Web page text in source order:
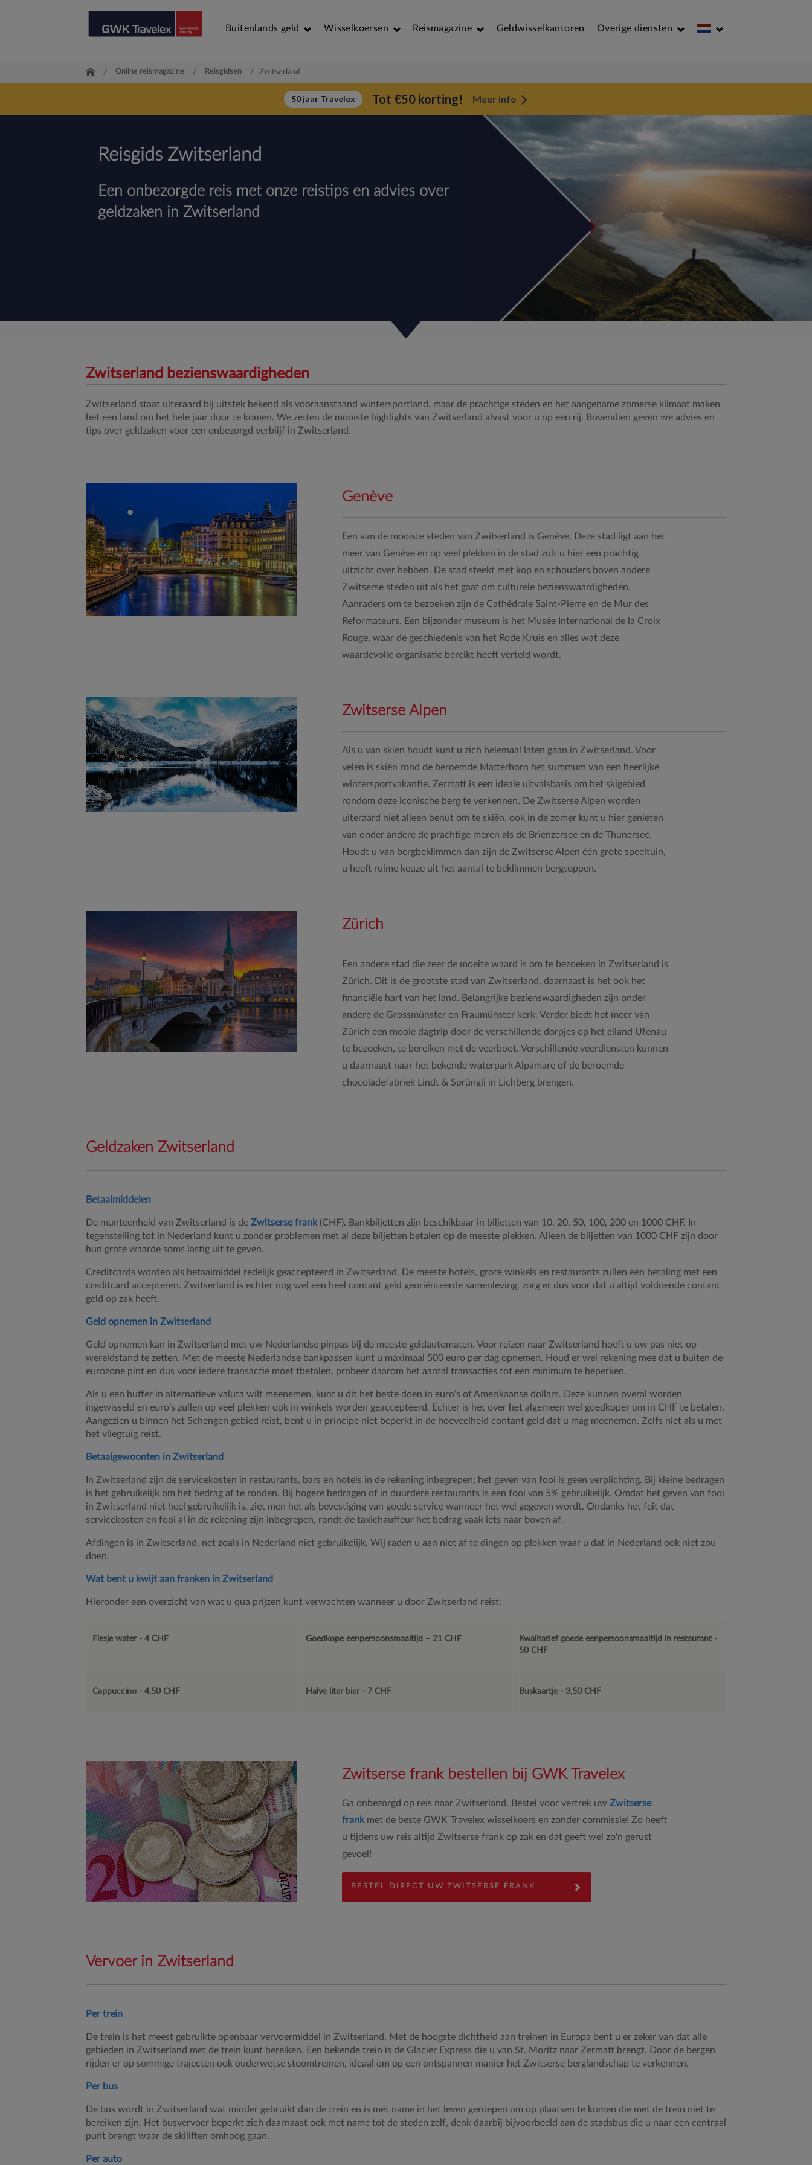
Buitenlands geld Wisselkoersen Reismagazine Geldwisselkantoren Overige diensten
/ Online reismagazine / Reisgidsen / Zwitserland
50 jaar Travelex Tot €50 korting! Meer info
Reisgids Zwitserland
Een onbezorgde reis met onze reistips en advies over
geldzaken in Zwitserland
Zwitserland bezienswaardigheden
Zwitserland staat uiteraard bij uitstek bekend als vooraanstaand wintersportland, maar de prachtige steden en het aangename zomerse klimaat maken
het een land om het hele jaar door te komen. We zetten de mooiste highlights van Zwitserland alvast voor u op een rij. Bovendien geven we advies en
tips over geldzaken voor een onbezorgd verblijf in Zwitserland.
Genève
Een van de mooiste steden van Zwitserland is Genève. Deze stad ligt aan het
meer van Genève en op veel plekken in de stad zult u hier een prachtig
uitzicht over hebben. De stad steekt met kop en schouders boven andere
Zwitserse steden uit als het gaat om culturele bezienswaardigheden.
Aanraders om te bezoeken zijn de Cathédrale Saint-Pierre en de Mur des
Reformateurs. Een bijzonder museum is het Musée International de la Croix
Rouge, waar de geschiedenis van het Rode Kruis en alles wat deze
waardevolle organisatie bereikt heeft verteld wordt.
Zwitserse Alpen
Als u van skiën houdt kunt u zich helemaal laten gaan in Zwitserland. Voor
velen is skiën rond de beroemde Matterhorn het summum van een heerlijke
wintersportvakantie. Zermatt is een ideale uitvalsbasis om het skigebied
rondom deze iconische berg te verkennen. De Zwitserse Alpen worden
uiteraard niet alleen benut om te skiën, ook in de zomer kunt u hier genieten
van onder andere de prachtige meren als de Brienzersee en de Thunersee.
Houdt u van bergbeklimmen dan zijn de Zwitserse Alpen één grote speeltuin,
u heeft ruime keuze uit het aantal te beklimmen bergtoppen.
Zürich
Een andere stad die zeer de moeite waard is om te bezoeken in Zwitserland is
Zürich. Dit is de grootste stad van Zwitserland, daarnaast is het ook het
financiële hart van het land. Belangrijke bezienswaardigheden zijn onder
andere de Grossmünster en Fraumünster kerk. Verder biedt het meer van
Zürich een mooie dagtrip door de verschillende dorpjes op het eiland Ufenau
te bezoeken, te bereiken met de veerboot. Verschillende veerdiensten kunnen
u daarnaast naar het bekende waterpark Alpamare of de beroemde
chocoladefabriek Lindt & Sprüngli in Lichberg brengen.
Geldzaken Zwitserland
Betaalmiddelen
De munteenheid van Zwitserland is de Zwitserse frank(CHF). Bankbiljetten zijn beschikbaar in biljetten van 10, 20, 50, 100, 200 en 1000 CHF. In
tegenstelling tot in Nederland kunt u zonder problemen met al deze biljetten betalen op de meeste plekken. Alleen de biljetten van 1000 CHF zijn door
hun grote waarde soms lastig uit te geven.
Creditcards worden als betaalmiddel redelijk geaccepteerd in Zwitserland. De meeste hotels, grote winkels en restaurants zullen een betaling met een
creditcard accepteren. Zwitserland is echter nog wel een heel contant geld georiënteerde samenleving, zorg er dus voor dat u altijd voldoende contant
geld op zak heeft.
Geld opnemen in Zwitserland
Geld opnemen kan in Zwitserland met uw Nederlandse pinpas bij de meeste geldautomaten. Voor reizen naar Zwitserland hoeft u uw pas niet op
wereldstand te zetten. Met de meeste Nederlandse bankpassen kunt u maximaal 500 euro per dag opnemen. Houd er wel rekening mee dat u buiten de
eurozone pint en dus voor iedere transactie moet tbetalen, probeer daarom het aantal transacties tot een minimum te beperken.
Als u een buffer in alternatieve valuta wilt meenemen, kunt u dit het beste doen in euro’s of Amerikaanse dollars. Deze kunnen overal worden
ingewisseld en euro’s zullen op veel plekken ook in winkels worden geaccepteerd. Echter is het over het algemeen wel goedkoper om in CHF te betalen.
Aangezien u binnen het Schengen gebied reist, bent u in principe niet beperkt in de hoeveelheid contant geld dat u mag meenemen. Zelfs niet als u met
het vliegtuig reist.
Betaalgewoonten in Zwitserland
In Zwitserland zijn de servicekosten in restaurants, bars en hotels in de rekening inbegrepen; het geven van fooi is geen verplichting. Bij kleine bedragen
is het gebruikelijk om het bedrag af te ronden. Bij hogere bedragen of in duurdere restaurants is een fooi van 5% gebruikelijk. Omdat het geven van fooi
in Zwitserland niet heel gebruikelijk is, ziet men het als bevestiging van goede service wanneer het wel gegeven wordt. Ondanks het feit dat
servicekosten en fooi al in de rekening zijn inbegrepen, rondt de taxichauffeur het bedrag vaak iets naar boven af.
Afdingen is in Zwitserland, net zoals in Nederland niet gebruikelijk. Wij raden u aan niet af te dingen op plekken waar u dat in Nederland ook niet zou
doen.
Wat bent u kwijt aan franken in Zwitserland
Hieronder een overzicht van wat u qua prijzen kunt verwachten wanneer u door Zwitserland reist:
Flesje water - 4 CHF Goedkope eenpersoonsmaaltijd – 21 CHF
Kwalitatief goede eenpersoonsmaaltijd in restaurant -
50 CHF
Cappuccino - 4,50 CHF Halve liter bier - 7 CHF Buskaartje - 3,50 CHF
Zwitserse frank bestellen bij GWK Travelex
Ga onbezorgd op reis naar Zwitserland. Bestel voor vertrek uw Zwitserse
frankmet de beste GWK Travelex wisselkoers en zonder commissie! Zo heeft
u tijdens uw reis altijd Zwitserse frank op zak en dat geeft wel zo'n gerust
gevoel!
BESTEL DIRECT UW ZWITSERSE FRANK
Vervoer in Zwitserland
Per trein
De trein is het meest gebruikte openbaar vervoermiddel in Zwitserland. Met de hoogste dichtheid aan treinen in Europa bent u er zeker van dat alle
gebieden in Zwitserland met de trein kunt bereiken. Een bekende trein is de Glacier Express die u van St. Moritz naar Zermatt brengt. Door de bergen
rijden er op sommige trajecten ook ouderwetse stoomtreinen, ideaal om op een ontspannen manier het Zwitserse berglandschap te verkennen.
Per bus
De bus wordt in Zwitserland wat minder gebruikt dan de trein en is met name in het leven geroepen om op plaatsen te komen die met de trein niet te
bereiken zijn. Het busvervoer beperkt zich daarnaast ook met name tot de steden zelf, denk daarbij bijvoorbeeld aan de stadsbus die u naar een centraal
punt brengt waar de skiliften omhoog gaan.
Per auto